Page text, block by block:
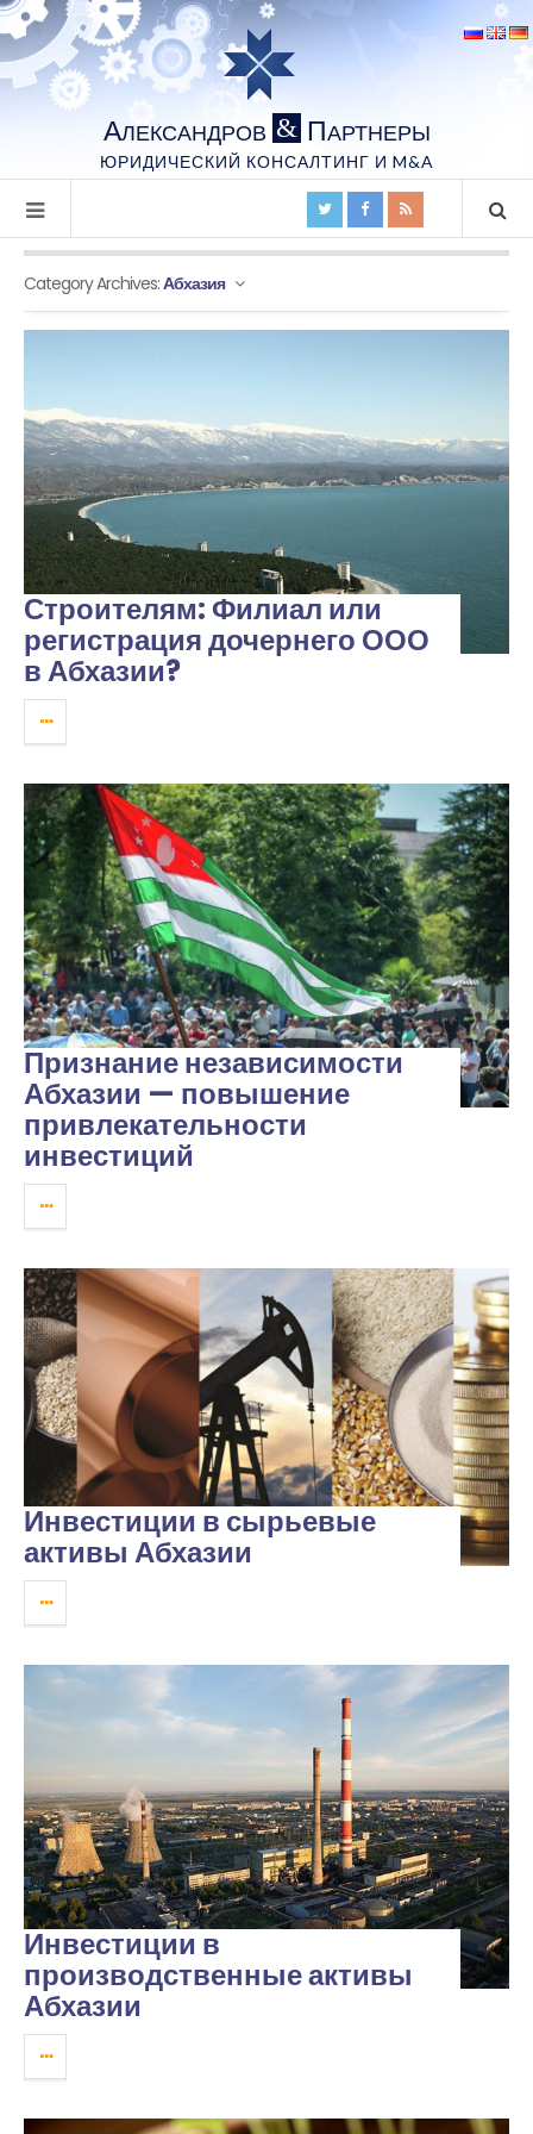
АЛЕКСАНДРОВ & ПАРТНЕРЫ
ЮРИДИЧЕСКИЙ КОНСАЛТИНГ И M&A
Category Archives:Абхазия
Строителям: Филиал или
регистрация дочернего ООО
в Абхазии?
Признание независимости
Абхазии — повышение
привлекательности
инвестиций
Инвестиции в сырьевые
активы Абхазии
Инвестиции в
производственные активы
Абхазии